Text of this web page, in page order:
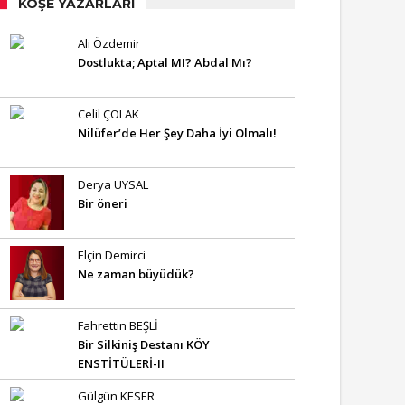
KÖŞE YAZARLARI
Ali Özdemir
Dostlukta; Aptal MI? Abdal Mı?
Celil ÇOLAK
Nilüfer’de Her Şey Daha İyi Olmalı!
Derya UYSAL
Bir öneri
Elçin Demirci
Ne zaman büyüdük?
Fahrettin BEŞLİ
Bir Silkiniş Destanı KÖY
ENSTİTÜLERİ-II
Gülgün KESER